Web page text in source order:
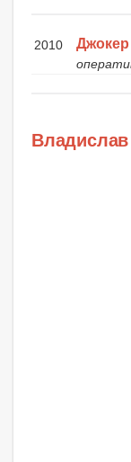
2010 Джокер